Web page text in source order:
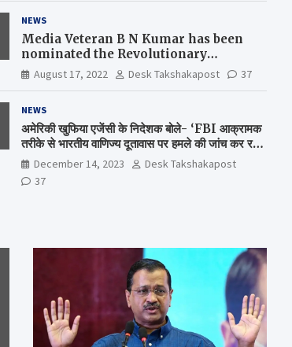
NEWS
Media Veteran B N Kumar has been
nominated the Revolutionary
Comrade Shiv Varma Media Award
2022-23
August 17, 2022 Desk Takshakapost 37
NEWS
अमेरिकी खुफिया एजेंसी के निदेशक बोले- ‘FBI आक्रामक
तरीके से भारतीय वाणिज्य दूतावास पर हमले की जांच कर रही
है’ December 14, 2023
Desk Takshakapost
37